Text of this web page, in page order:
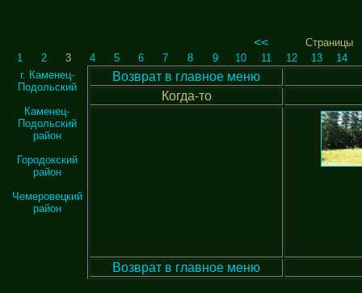
<<
Страницы
1
2 3 4 5 6 7 8 9 10 11 12 13 14
г. Каменец-
Подольский
Каменец-
Подольский
район
Городокский
район
Чемеровецкий
район
Возврат в главное меню
Когда-то
Возврат в главное меню